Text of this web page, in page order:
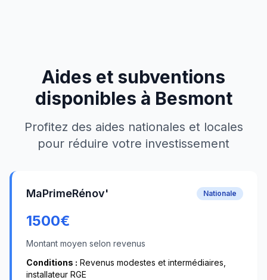
Aides et subventions
disponibles à Besmont
Profitez des aides nationales et locales
pour réduire votre investissement
MaPrimeRénov' Nationale
1500€
Montant moyen selon revenus
Conditions : Revenus modestes et intermédiaires,
installateur RGE